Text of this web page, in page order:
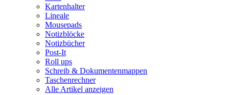
Kartenhalter
Lineale
Mousepads
Notizblöcke
Notizbücher
Post-It
Roll ups
Schreib & Dokumentenmappen
Taschenrechner
Alle Artikel anzeigen